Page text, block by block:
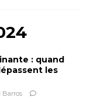
: quand
les
Barros